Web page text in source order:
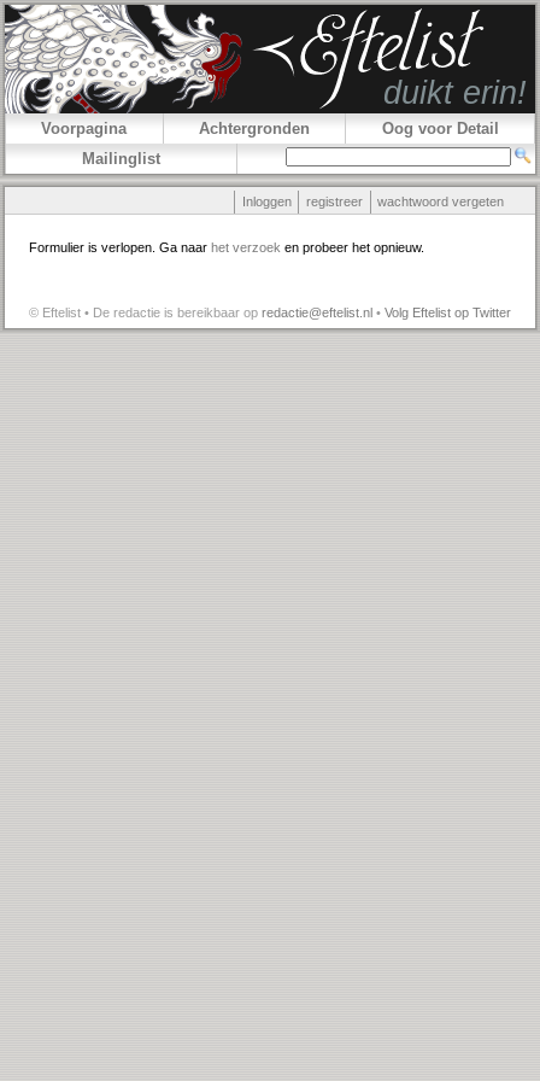
Voorpagina Achtergronden
Oog voor Detail
Mailinglist
Inloggen registreer wachtwoord vergeten
Formulier is verlopen. Ga naar het verzoek en probeer het opnieuw.
© Eftelist • De redactie is bereikbaar op redactie@eftelist.nl • Volg Eftelist op Twitter